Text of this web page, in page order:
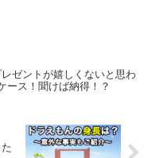
ゼントが嬉しくないと思わ
ース！聞けば納得！？